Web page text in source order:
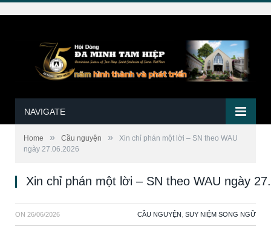
NAVIGATE
Home » Cầu nguyện »
Xin chỉ phán một lời – SN theo WAU
ngày 27.06.2026
Xin chỉ phán một lời – SN theo WAU ngày
ON 26/06/2026 CẦU NGUYỆN SUY NIỆM SONG NGỮ